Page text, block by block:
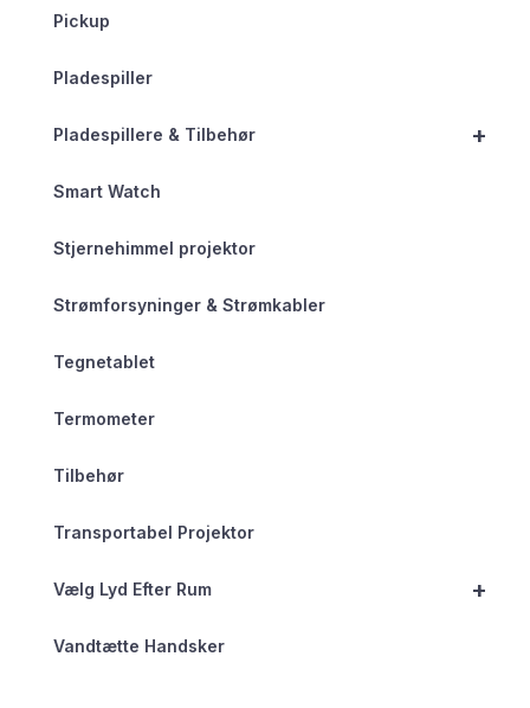
Pickup
Pladespiller
+
Pladespillere & Tilbehør
Smart Watch
Stjernehimmel projektor
Strømforsyninger & Strømkabler
Tegnetablet
Termometer
Tilbehør
Transportabel Projektor
+
Vælg Lyd Efter Rum
Vandtætte Handsker